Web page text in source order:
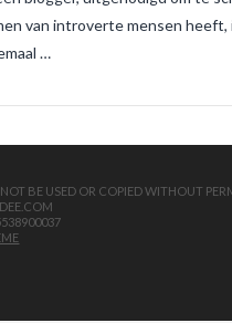
van introverte mensen
…
BE USED OR COPIED WITHOUT